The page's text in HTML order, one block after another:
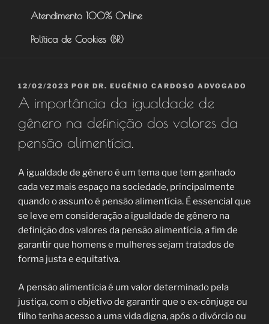
Atendimento 100% Online
Política de Cookies (BR)
PUBLICADO
EM
12/02/2023 POR DR. EUGÊNIO CARDOSO ADVOGADO
A importância da igualdade de
gênero na definição dos valores da
pensão alimentícia.
A igualdade de gênero é um tema que tem ganhado
cada vez mais espaço na sociedade, principalmente
quando o assunto é pensão alimentícia. É essencial que
se leve em consideração a igualdade de gênero na
definição dos valores da pensão alimentícia, a fim de
garantir que homens e mulheres sejam tratados de
forma justa e equitativa.
A pensão alimentícia é um valor determinado pela
justiça, com o objetivo de garantir que o ex-cônjuge ou
filho tenha acesso a uma vida digna, após o divórcio ou